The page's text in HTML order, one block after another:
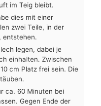
im Teig bleibt.
dies mit einer
zwei Teile, in der
entstehen.
legen, dabei je
einhalten. Zwischen
cm Platz frei sein. Die
ca. 60 Minuten bei
Gegen Ende der